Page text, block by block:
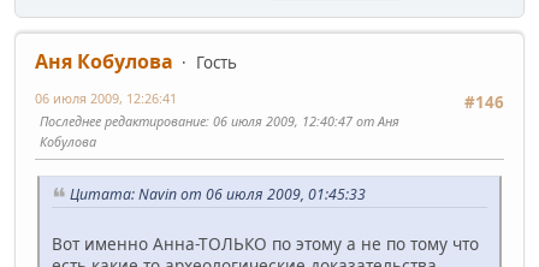
Аня Кобулова
Гость
#146
06 июля 2009, 12:26:41
Последнее редактирование: 06 июля 2009, 12:40:47 от Аня
Кобулова
Цитата: Navin от 06 июля 2009, 01:45:33
Вот именно Анна-ТОЛЬКО по этому а не по тому что